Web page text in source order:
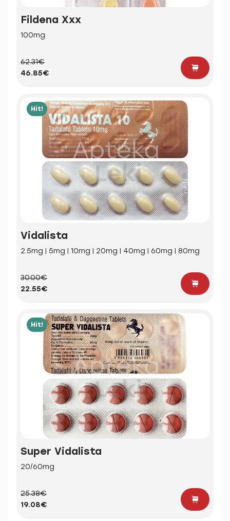
Fildena Xxx
100mg
62.31€
46.85€
Hit!
Vidalista
2.5mg | 5mg | 10mg | 20mg | 40mg | 60mg | 80mg
30.00€
22.55€
Hit!
Super Vidalista
20/60mg
25.38€
19.08€